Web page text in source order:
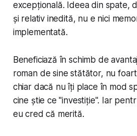
excepțională. Ideea din spate,
și relativ inedită, nu e nici
implementată.
Beneficiază în schimb de
roman de sine stătător, nu
chiar dacă nu îți place în mod
cine știe ce "investiție". Iar
eu cred că merită.